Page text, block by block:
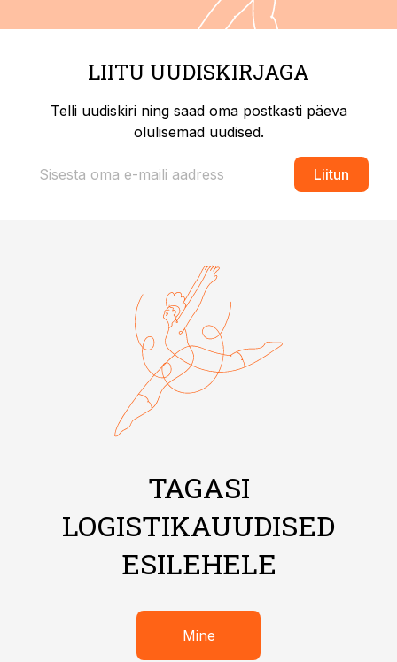
LIITU UUDISKIRJAGA
Telli uudiskiri ning saad oma postkasti päeva
olulisemad uudised.
Liitun
TAGASI
LOGISTIKAUUDISED
ESILEHELE
Mine